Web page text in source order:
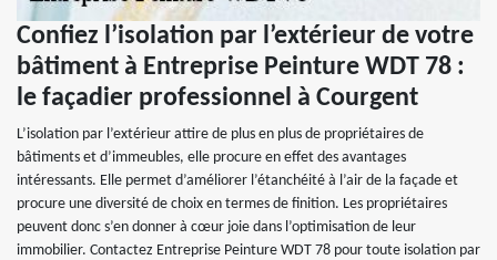
Confiez l’isolation par l’extérieur de votre
bâtiment à Entreprise Peinture WDT 78 :
le façadier professionnel à Courgent
L’isolation par l’extérieur attire de plus en plus de propriétaires de
bâtiments et d’immeubles, elle procure en effet des avantages
intéressants. Elle permet d’améliorer l’étanchéité à l’air de la façade et
procure une diversité de choix en termes de finition. Les propriétaires
peuvent donc s’en donner à cœur joie dans l’optimisation de leur
immobilier. Contactez Entreprise Peinture WDT 78 pour toute isolation par